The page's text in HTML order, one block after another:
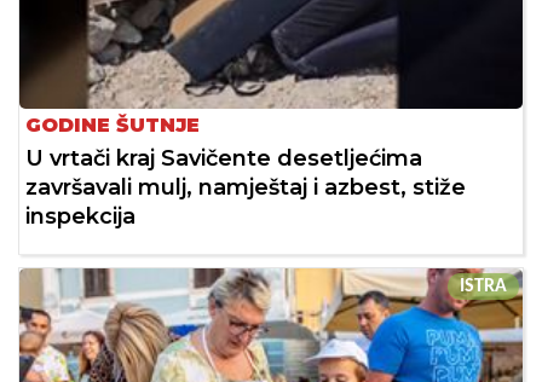
GODINE ŠUTNJE
U vrtači kraj Savičente desetljećima
završavali mulj, namještaj i azbest, stiže
inspekcija
ISTRA